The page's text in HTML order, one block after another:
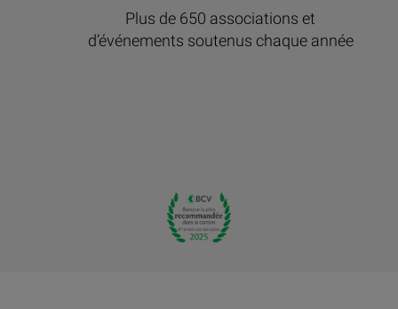
Plus de 650 associations et
d’événements soutenus chaque année